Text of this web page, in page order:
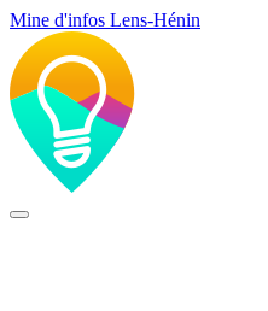
Mine d'infos Lens-Hénin